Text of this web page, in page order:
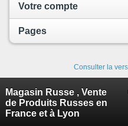
Votre compte
Pages
Consulter la
Magasin Russe , Vente
de Produits Russes en
France et à Lyon